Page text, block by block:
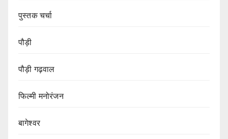
पुस्तक चर्चा
पौड़ी
पौड़ी गढ़वाल
फिल्मी मनोरंजन
बागेश्वर